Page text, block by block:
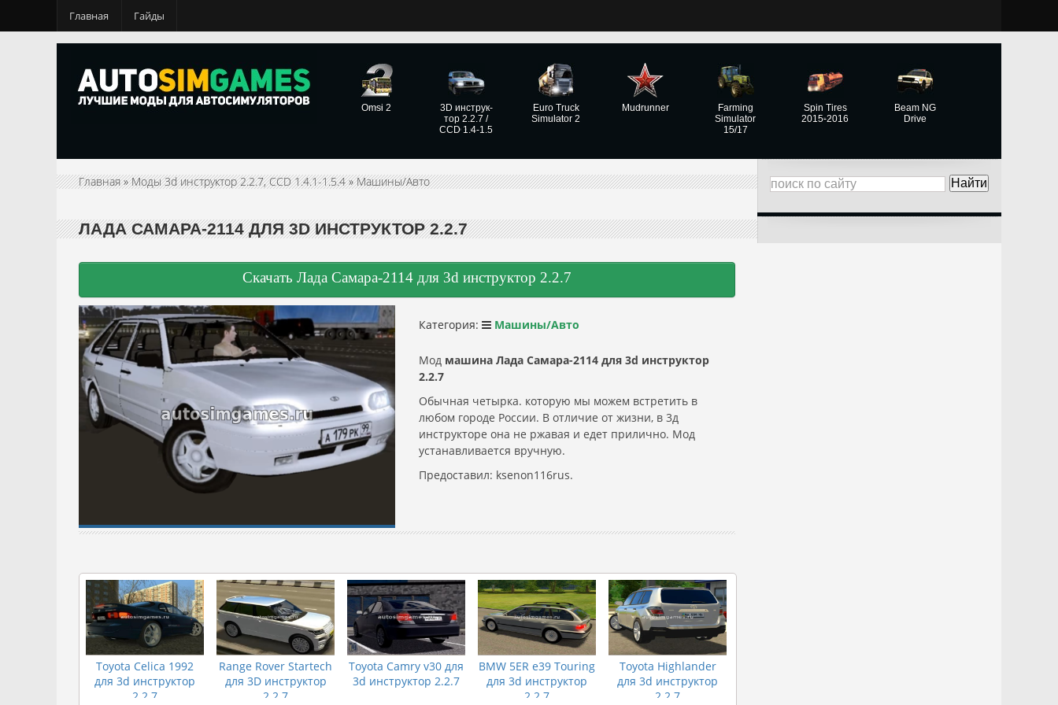
Главная Гайды
Omsi 2
3D инструк­
тор 2.2.7 /
CCD 1.4-1.5
Euro Truck
Simulator 2
Mudrunner
Farming
Simulator
15/17
Spin Tires
2015-2016
Beam NG
Drive
Главная»Моды 3d инструктор 2.2.7, CCD 1.4.1-1.5.4»Машины/Авто
ЛАДА САМАРА-2114 ДЛЯ 3D ИНСТРУКТОР 2.2.7
Скачать Лада Самара-2114 для 3d инструктор 2.2.7
Категория: Машины/Авто
Мод машина Лада Самара-2114 для 3d инструктор
2.2.7
Обычная четырка. которую мы можем встретить в
любом городе России. В отличие от жизни, в 3д
инструкторе она не ржавая и едет прилично. Мод
устанавливается вручную.
Предоставил: ksenon116rus.
Toyota Celica 1992
для 3d инструктор
2.2.7
Range Rover Startech
для 3D инструктор
2.2.7
Toyota Camry v30 для
3d инструктор 2.2.7
BMW 5ER e39 Touring
для 3d инструктор
2.2.7
Toyota Highlander
для 3d инструктор
2.2.7